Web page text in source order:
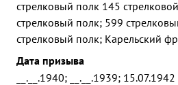
стрелковый полк 145
стрелковый полк; 599
стрелковый полк; Карельский
Дата призыва
__.__.1940; __.__.1939; 15.07.1942